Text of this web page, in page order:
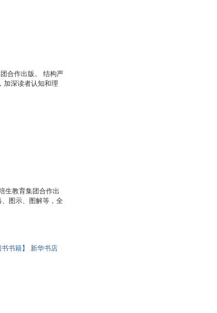
合作出版。 结构严
加深读者认知和理
者自学成才。
生教育集团合作出
图示、图解等，全
并提供充足的例
书书籍】 新华书店